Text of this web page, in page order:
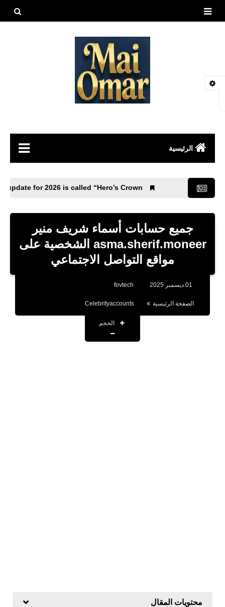
الرئيسية
طيور وحيوانات
تطبيقات
أقوال وحكم
صحة
حسابات المشاهير
4.4 update for 2026 is called “Hero’s Crown”.
جميع حسابات أسماء شريف منير
asma.sherif.moneer الشخصية على
مواقع التواصل الاجتماعي
fovtech
الصفحة الرئيسية Celebrityaccounts
الحجم
محتويات المقال